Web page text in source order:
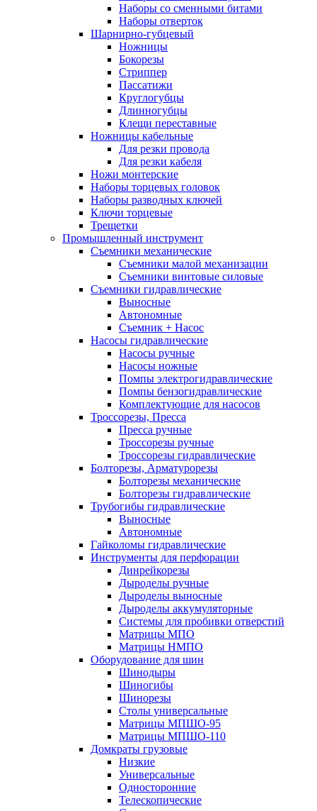
Наборы со сменными битами
Наборы отверток
Шарнирно-губцевый
Ножницы
Бокорезы
Стриппер
Пассатижи
Круглогубцы
Длинногубцы
Клещи переставные
Ножницы кабельные
Для резки провода
Для резки кабеля
Ножи монтерские
Наборы торцевых головок
Наборы разводных ключей
Ключи торцевые
Трещетки
Промышленный инструмент
Съемники механические
Съемники малой механизации
Съемники винтовые силовые
Съемники гидравлические
Выносные
Автономные
Съемник + Насос
Насосы гидравлические
Насосы ручные
Насосы ножные
Помпы электрогидравлические
Помпы бензогидравлические
Комплектующие для насосов
Троссорезы, Пресса
Пресса ручные
Троссорезы ручные
Троссорезы гидравлические
Болторезы, Арматурорезы
Болторезы механические
Болторезы гидравлические
Трубогибы гидравлические
Выносные
Автономные
Гайколомы гидравлические
Инструменты для перфорации
Динрейкорезы
Дыроделы ручные
Дыроделы выносные
Дыроделы аккумуляторные
Системы для пробивки отверстий
Матрицы МПО
Матрицы НМПО
Оборудование для шин
Шинодыры
Шиногибы
Шинорезы
Столы универсальные
Матрицы МПШО-95
Матрицы МПШО-110
Домкраты грузовые
Низкие
Универсальные
Односторонние
Телескопические